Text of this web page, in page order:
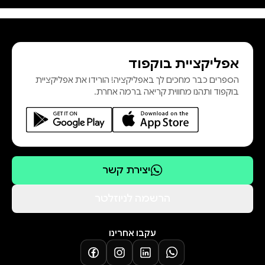
היא שותלת פרחי בר ומצמיחה רעיונות
לסיפורים.היא גרה עם בן זוג וכלב רועה
אוסטרלי מכור לפריסבי במדרונות הרי
האפלאצ'ים בג'ורג'יה. "התחלה סוחפת
אפליקציית בוקפוד
הספרים כבר מחכים לך באפליקציה! הורידו את אפליקציית
בוקפוד ותהנו מחווית קריאה ברמה אחרת.
יצירת קשר
עקבו אחרינו